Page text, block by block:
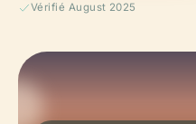
Vérifié August 2025